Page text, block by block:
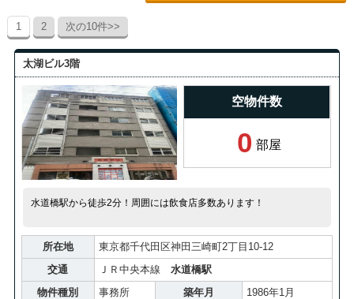
1 2 次の10件>>
太湖ビル3階
空物件数
0 部屋
水道橋駅から徒歩2分！周囲には飲食店多数あります！
所在地
東京都千代田区神田三崎町2丁目10-12
交通
ＪＲ中央本線 水道橋駅
物件種別
事務所 築年月
1986年1月